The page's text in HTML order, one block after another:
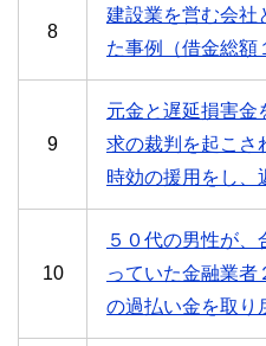
8
建設業を営む会社
た事例（借金総額
9
元金と遅延損害金
求の裁判を起こさ
時効の援用をし、
10
５０代の男性が
っていた金融業者
の過払い金を取り